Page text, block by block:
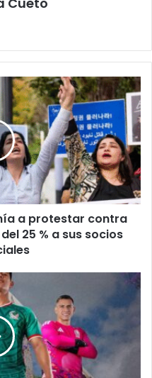
a protestar contra
25 % a sus socios